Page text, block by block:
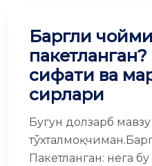
Баргли
сифати ва
сирлари
Бугун долзарб мавзу
Пакетланган: нега